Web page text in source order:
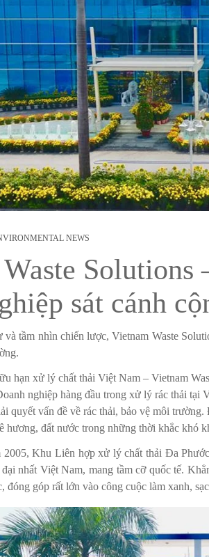
NEWS
Solutions
sát cánh
tầm nhìn chiến lược, Vietnam Waste
hạn xử lý chất thải Việt Nam – Vietnam
nghiệp hàng đầu trong xử lý rác thải
quyết vấn đề về rác thải, bảo vệ môi
hương, đất nước trong những thời khắc khó
Khu Liên hợp xử lý chất thải Đa
nhất Việt Nam, mang tầm cỡ quốc tế.
đóng góp rất lớn vào công cuộc làm xanh,